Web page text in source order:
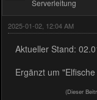
Serverleitung
2025-01-02, 12:04 AM
Aktueller Stand:
Ergänzt um
(Dieser